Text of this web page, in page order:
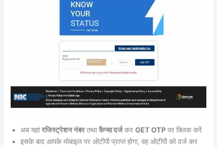
अब यहांरजिस्ट्रेशन नंबरतथाकैप्चा दर्जकरGET OTP पर क्लिक करें
इसके बाद आपके मोबाइल पर ओटीपी प्राप्त होगा, वह ओटीपी को दर्ज कर